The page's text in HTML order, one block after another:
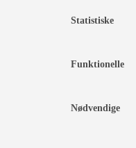
Statistiske
Funktionelle
Nødvendige